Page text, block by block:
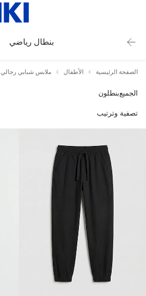
بنطال رياضي
الصفحة الرئيسية الأطفال ملابس شبابي رجالي
الجميعبنطلون
تصفية وترتيب